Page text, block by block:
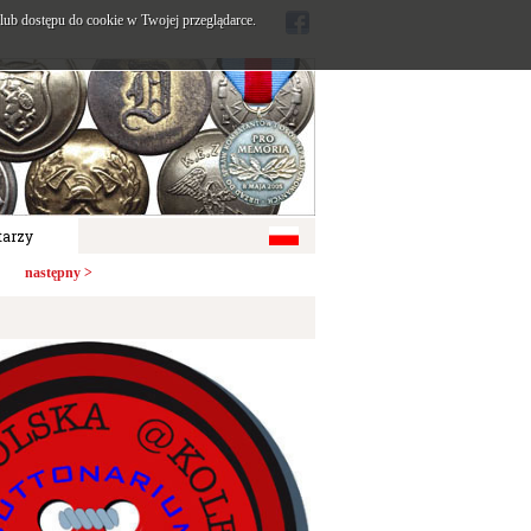
następny >
dostępu do cookie w Twojej przeglądarce.